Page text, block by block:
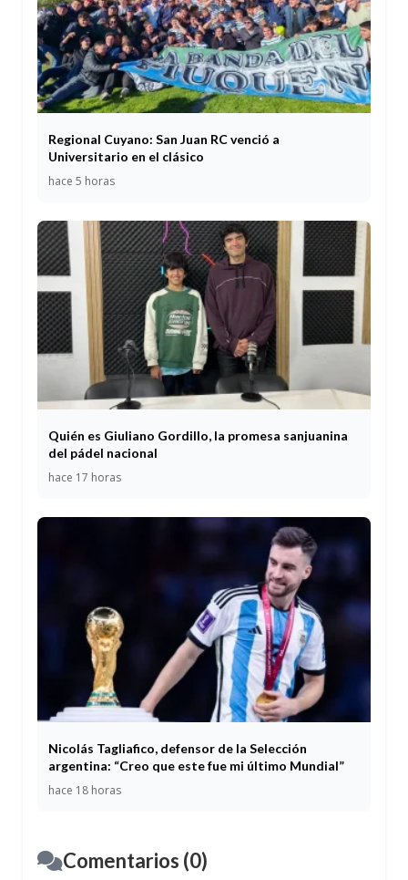
Regional Cuyano: San Juan RC venció a
Universitario en el clásico
hace 5 horas
Quién es Giuliano Gordillo, la promesa sanjuanina
del pádel nacional
hace 17 horas
Nicolás Tagliafico, defensor de la Selección
argentina: “Creo que este fue mi último Mundial”
hace 18 horas
Comentarios (0)